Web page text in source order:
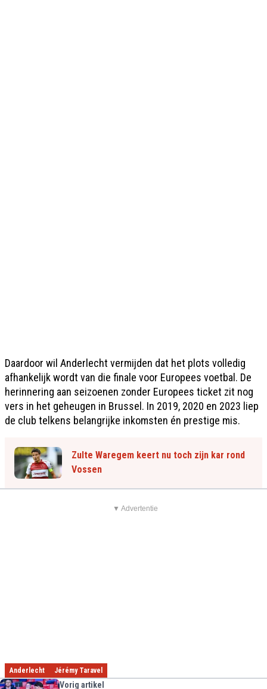
Daardoor wil Anderlecht vermijden dat het plots volledig
afhankelijk wordt van die finale voor Europees voetbal. De
herinnering aan seizoenen zonder Europees ticket zit nog
vers in het geheugen in Brussel. In 2019, 2020 en 2023 liep
de club telkens belangrijke inkomsten én prestige mis.
Zulte Waregem keert nu toch zijn kar rond
Vossen
▼ Advertentie
Anderlecht Jérémy Taravel
Vorig artikel